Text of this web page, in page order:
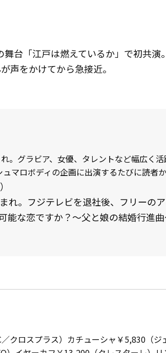
舞台「江戸は燃えているか」で初共演
声をかけてから急接近。
。グラビア、女優、タレントなど幅広く
ュマロボディの企画に出演するたびに読者
れ。フジテレビを退社後、フリーのア
能な恋ですか？〜父と娘の結婚行進
クロスプラス）カチューシャ￥5,830（ジ